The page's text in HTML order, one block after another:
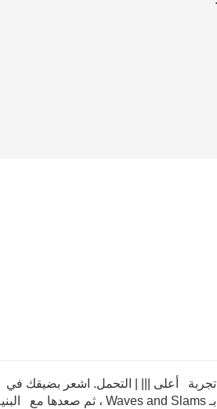
تجربة أعلى ||| | التحمل. اشعر بضيقك في
بـ Waves and Slams ، ثم صعدها مع البنية القفزات والطعنات لتفجير من خلال ||| في وقت أقل بكثير .